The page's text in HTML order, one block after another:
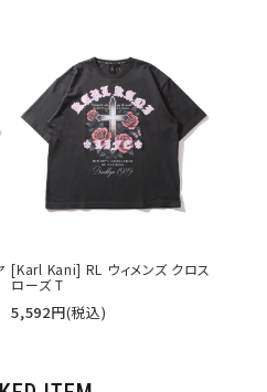
[Karl Kani] RL ウィメンズ クロス
ローズ T
5,592円(税込)